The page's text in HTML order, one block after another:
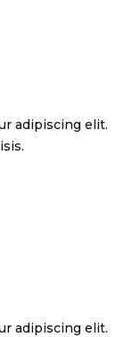
adipiscing elit.
adipiscing elit.